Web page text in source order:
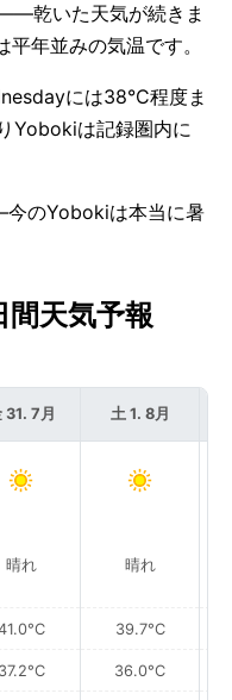
乾いた天気が続きま
年並みの気温です。
には38°C程度ま
Yobokiは記録圏内に
のYobokiは本当に暑
天気予報
31. 7月
晴れ
37.2°C
土 1. 8月
晴れ
39.7°C
36.0°C